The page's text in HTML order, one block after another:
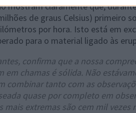
mostram claramente que,
de graus Celsius) primeiro
por hora. Isto está em
para o material ligado às
confirma que a nossa
em chamas é sólida. Não
combinar tanto com as
quase por completo em
mais extremas são cem mil vezes